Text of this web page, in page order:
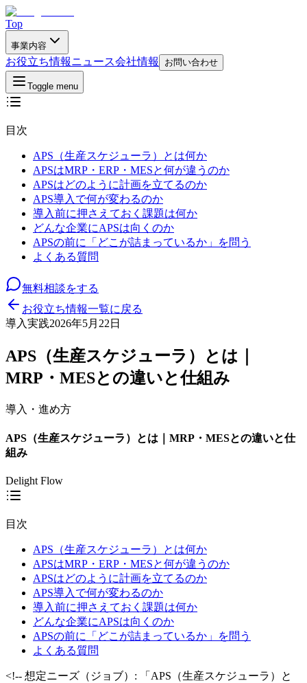
Top
事業内容
お役立ち情報ニュース会社情報 お問い合わせ
Toggle menu
目次
APS（生産スケジューラ）とは何か
APSはMRP・ERP・MESと何が違うのか
APSはどのように計画を立てるのか
APS導入で何が変わるのか
導入前に押さえておく課題は何か
どんな企業にAPSは向くのか
APSの前に「どこが詰まっているか」を問う
よくある質問
無料相談をする
お役立ち情報一覧に戻る
導入実践2026年5月22日
APS（生産スケジューラ）とは｜
MRP・MESとの違いと仕組み
導入・進め方
APS（生産スケジューラ）とは｜MRP・MESとの違いと仕
組み
Delight Flow
目次
APS（生産スケジューラ）とは何か
APSはMRP・ERP・MESと何が違うのか
APSはどのように計画を立てるのか
APS導入で何が変わるのか
導入前に押さえておく課題は何か
どんな企業にAPSは向くのか
APSの前に「どこが詰まっているか」を問う
よくある質問
<!-- 想定ニーズ（ジョブ）: 「APS（生産スケジューラ）と